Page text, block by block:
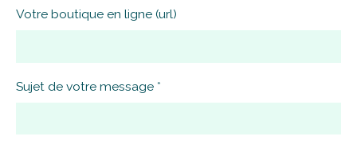
Votre boutique en ligne (url)
Sujet de votre message